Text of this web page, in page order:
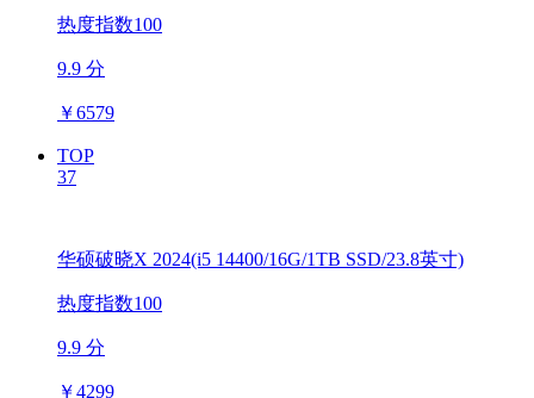
热度指数100
9.9 分
￥6579
TOP
37
华硕破晓X 2024(i5 14400/16G/1TB SSD/23.8英寸)
热度指数100
9.9 分
￥4299